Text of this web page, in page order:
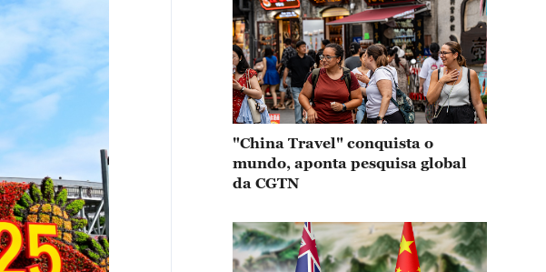
"China Travel" conquista o
mundo, aponta pesquisa global
da CGTN